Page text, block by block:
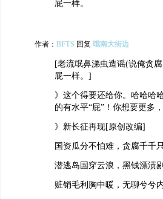
屁一样。
作者： BFTS 回复 哦南大街边
[老流氓鼻涕虫造谣(说俺贪
屁一样。]
》这个得要还给你。哈哈哈
的有水平“屁”！你想要更多
》新长征再现[原创改编]
国资瓜分不怕难，贪腐千千
潜逃岛国穿云浪，黑钱漂渍剔
赃销毛利胸中暖，无聊兮兮内